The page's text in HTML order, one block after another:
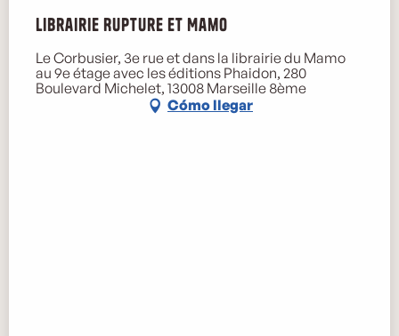
Librairie Rupture et Mamo
Le Corbusier, 3e rue et dans la librairie du Mamo
au 9e étage avec les éditions Phaidon, 280
Boulevard Michelet, 13008 Marseille 8ème
Cómo llegar